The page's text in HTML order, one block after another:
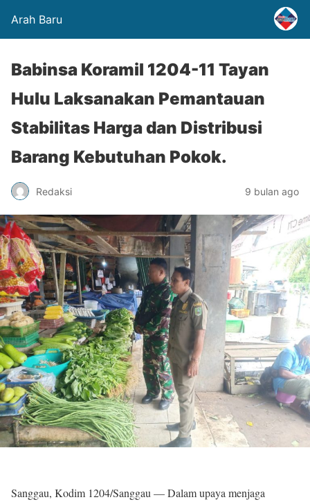
Arah Baru
Babinsa Koramil 1204-11 Tayan
Hulu Laksanakan Pemantauan
Stabilitas Harga dan Distribusi
Barang Kebutuhan Pokok.
Redaksi 9 bulan ago
‎Sanggau, Kodim 1204/Sanggau — Dalam upaya menjaga